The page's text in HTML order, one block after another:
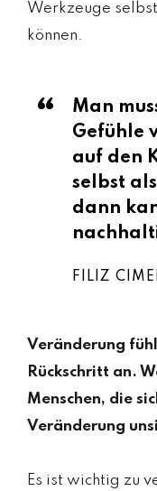
Werkzeuge
können.
Man
Gefühle
auf den
selbst
dann
FILIZ
Veränderung
Rückschritt an.
Menschen, die
Veränderung
Es ist wichtig zu